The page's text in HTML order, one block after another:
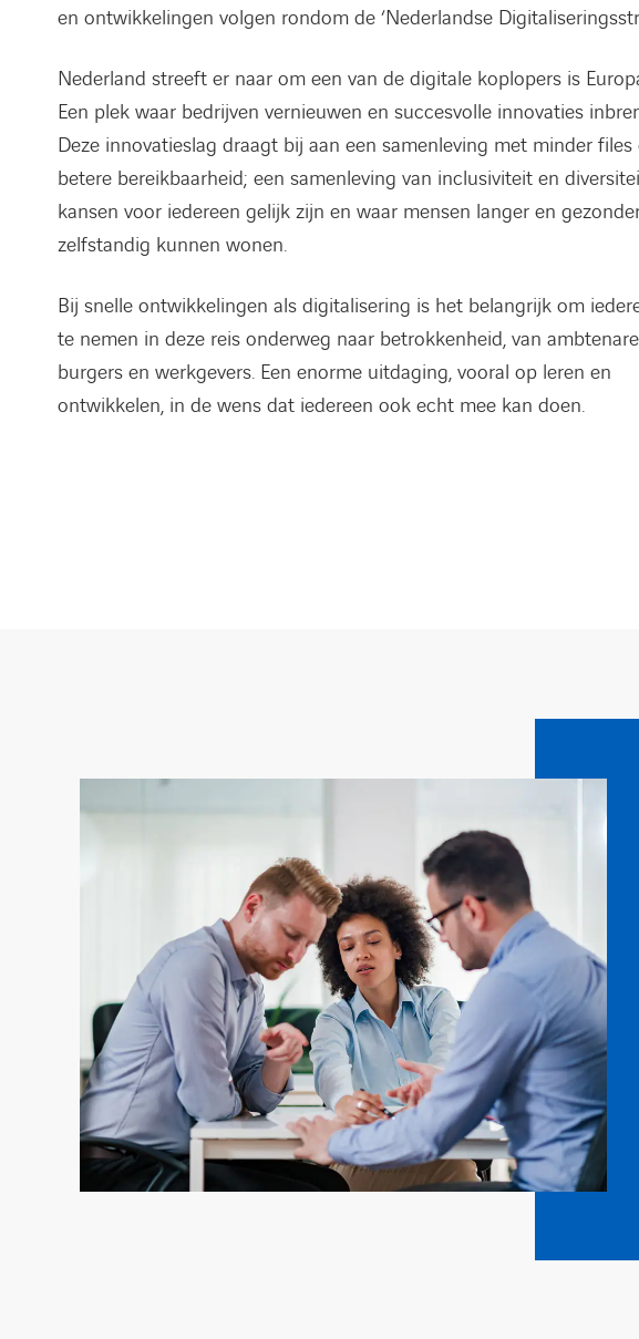
en ontwikkelingen volgen rondom de ‘Nederlandse
Nederland streeft er naar om een van de digitale koplopers is
Een plek waar bedrijven vernieuwen en succesvolle innovaties
Deze innovatieslag draagt bij aan een samenleving met minder files
betere bereikbaarheid; een samenleving van inclusiviteit en
kansen voor iedereen gelijk zijn en waar mensen langer en
zelfstandig kunnen wonen.
Bij snelle ontwikkelingen als digitalisering is het belangrijk om
te nemen in deze reis onderweg naar betrokkenheid, van
burgers en werkgevers. Een enorme uitdaging, vooral op leren en
ontwikkelen, in de wens dat iedereen ook echt mee kan doen.